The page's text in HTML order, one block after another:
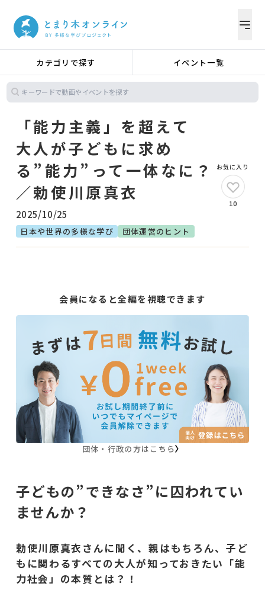
カテゴリで探す イベント一覧
「能力主義」を超えて
大人が子どもに求め
る”能力”って一体なに？
／勅使川原真衣
2025/10/25
日本や世界の多様な学び 団体運営のヒント
お気に入り
10
会員になると全編を視聴できます
団体・行政の方はこちら
子どもの”できなさ”に囚われてい
ませんか？
勅使川原真衣さんに聞く、親はもちろん、子ど
もに関わるすべての大人が知っておきたい「能
力社会」の本質とは？！